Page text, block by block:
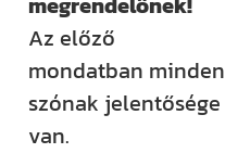
Az előző
mondatban minden
szónak jelentősége
van.